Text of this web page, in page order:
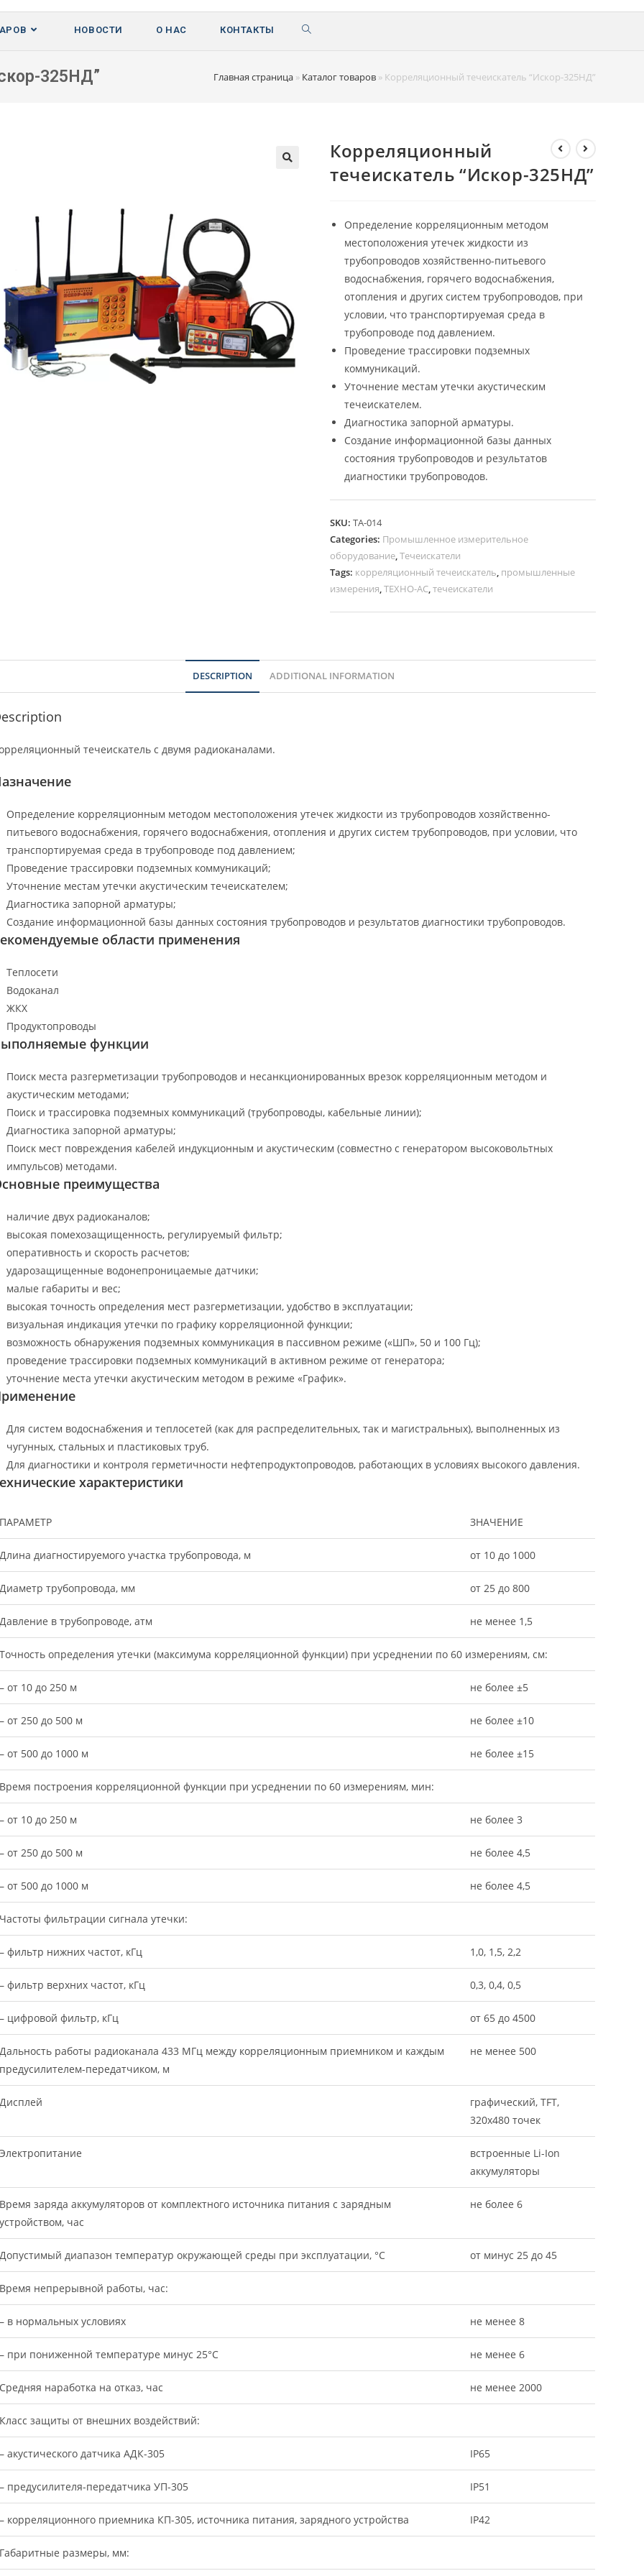
НОВОСТИ О НАС КОНТАКТЫ
325НД” Главная страница» Каталог товаров» Корреляционный течеискатель “Искор-325НД”
Корреляционный
течеискатель “Искор-325НД”
Определение корреляционным методом
местоположения утечек жидкости из
трубопроводов хозяйственно-питьевого
водоснабжения, горячего водоснабжения,
отопления и других систем трубопроводов, при
условии, что транспортируемая среда в
трубопроводе под давлением.
Проведение трассировки подземных
коммуникаций.
Уточнение местам утечки акустическим
течеискателем.
Диагностика запорной арматуры.
Создание информационной базы данных
состояния трубопроводов и результатов
диагностики трубопроводов.
SKU:ТА-014
Categories: Промышленное измерительное
оборудование,Течеискатели
Tags: корреляционный течеискатель, промышленные
измерения,ТЕХНО-АС,течеискатели
DESCRIPTION ADDITIONAL INFORMATION
течеискатель с двумя радиоканалами.
Определение корреляционным методом местоположения утечек жидкости из трубопроводов хозяйственно-
питьевого водоснабжения, горячего водоснабжения, отопления и других систем трубопроводов, при условии, что
транспортируемая среда в трубопроводе под давлением;
Проведение трассировки подземных коммуникаций;
Уточнение местам утечки акустическим течеискателем;
Диагностика запорной арматуры;
Создание информационной базы данных состояния трубопроводов и результатов диагностики трубопроводов.
области применения
Теплосети
Водоканал
ЖКХ
Продуктопроводы
функции
Поиск места разгерметизации трубопроводов и несанкционированных врезок корреляционным методом и
акустическим методами;
Поиск и трассировка подземных коммуникаций (трубопроводы, кабельные линии);
Диагностика запорной арматуры;
Поиск мест повреждения кабелей индукционным и акустическим (совместно с генератором высоковольтных
импульсов) методами.
преимущества
наличие двух радиоканалов;
высокая помехозащищенность, регулируемый фильтр;
оперативность и скорость расчетов;
ударозащищенные водонепроницаемые датчики;
малые габариты и вес;
высокая точность определения мест разгерметизации, удобство в эксплуатации;
визуальная индикация утечки по графику корреляционной функции;
возможность обнаружения подземных коммуникация в пассивном режиме («ШП», 50 и 100 Гц);
проведение трассировки подземных коммуникаций в активном режиме от генератора;
уточнение места утечки акустическим методом в режиме «График».
Для систем водоснабжения и теплосетей (как для распределительных, так и магистральных), выполненных из
чугунных, стальных и пластиковых труб.
Для диагностики и контроля герметичности нефтепродуктопроводов, работающих в условиях высокого давления.
характеристики
ЗНАЧЕНИЕ
диагностируемого участка трубопровода, м от 10 до 1000
трубопровода, мм от 25 до 800
в трубопроводе, атм не менее 1,5
определения утечки (максимума корреляционной функции) при усреднении по 60 измерениям, см:
от 10 до 250 м не более ±5
от 250 до 500 м не более ±10
от 500 до 1000 м не более ±15
построения корреляционной функции при усреднении по 60 измерениям, мин:
от 10 до 250 м не более 3
от 250 до 500 м не более 4,5
от 500 до 1000 м не более 4,5
фильтрации сигнала утечки:
фильтр нижних частот, кГц 1,0, 1,5, 2,2
фильтр верхних частот, кГц 0,3, 0,4, 0,5
цифровой фильтр, кГц от 65 до 4500
работы радиоканала 433 МГц между корреляционным приемником и каждым
передатчиком, м
не менее 500
графический, TFT,
320х480 точек
встроенные Li-Ion
аккумуляторы
заряда аккумуляторов от комплектного источника питания с зарядным
час
не более 6
диапазон температур окружающей среды при эксплуатации, °С от минус 25 до 45
непрерывной работы, час:
в нормальных условиях не менее 8
при пониженной температуре минус 25°С не менее 6
наработка на отказ, час не менее 2000
защиты от внешних воздействий:
акустического датчика АДК-305 IP65
предусилителя-передатчика УП-305 IP51
корреляционного приемника КП-305, источника питания, зарядного устройства IP42
размеры, мм: